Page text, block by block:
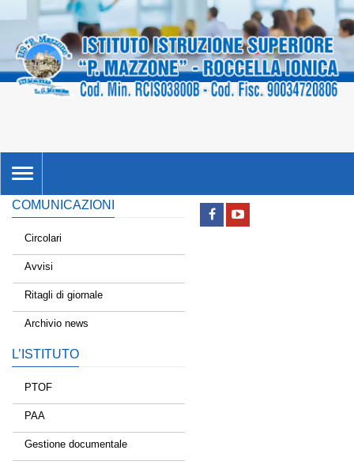
TOGGLE
NAVIGATION
COMUNICAZIONI
Circolari
Avvisi
Ritagli di giornale
Archivio news
L’ISTITUTO
PTOF
PAA
Gestione documentale